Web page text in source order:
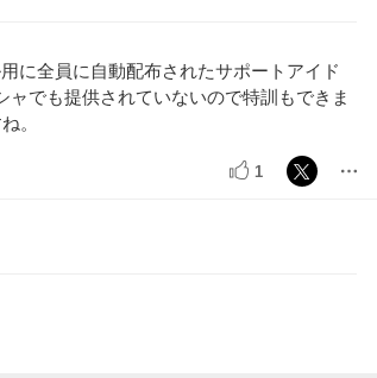
に全員に自動配布されたサポートアイド
でも提供されていないので特訓もできま
。
1